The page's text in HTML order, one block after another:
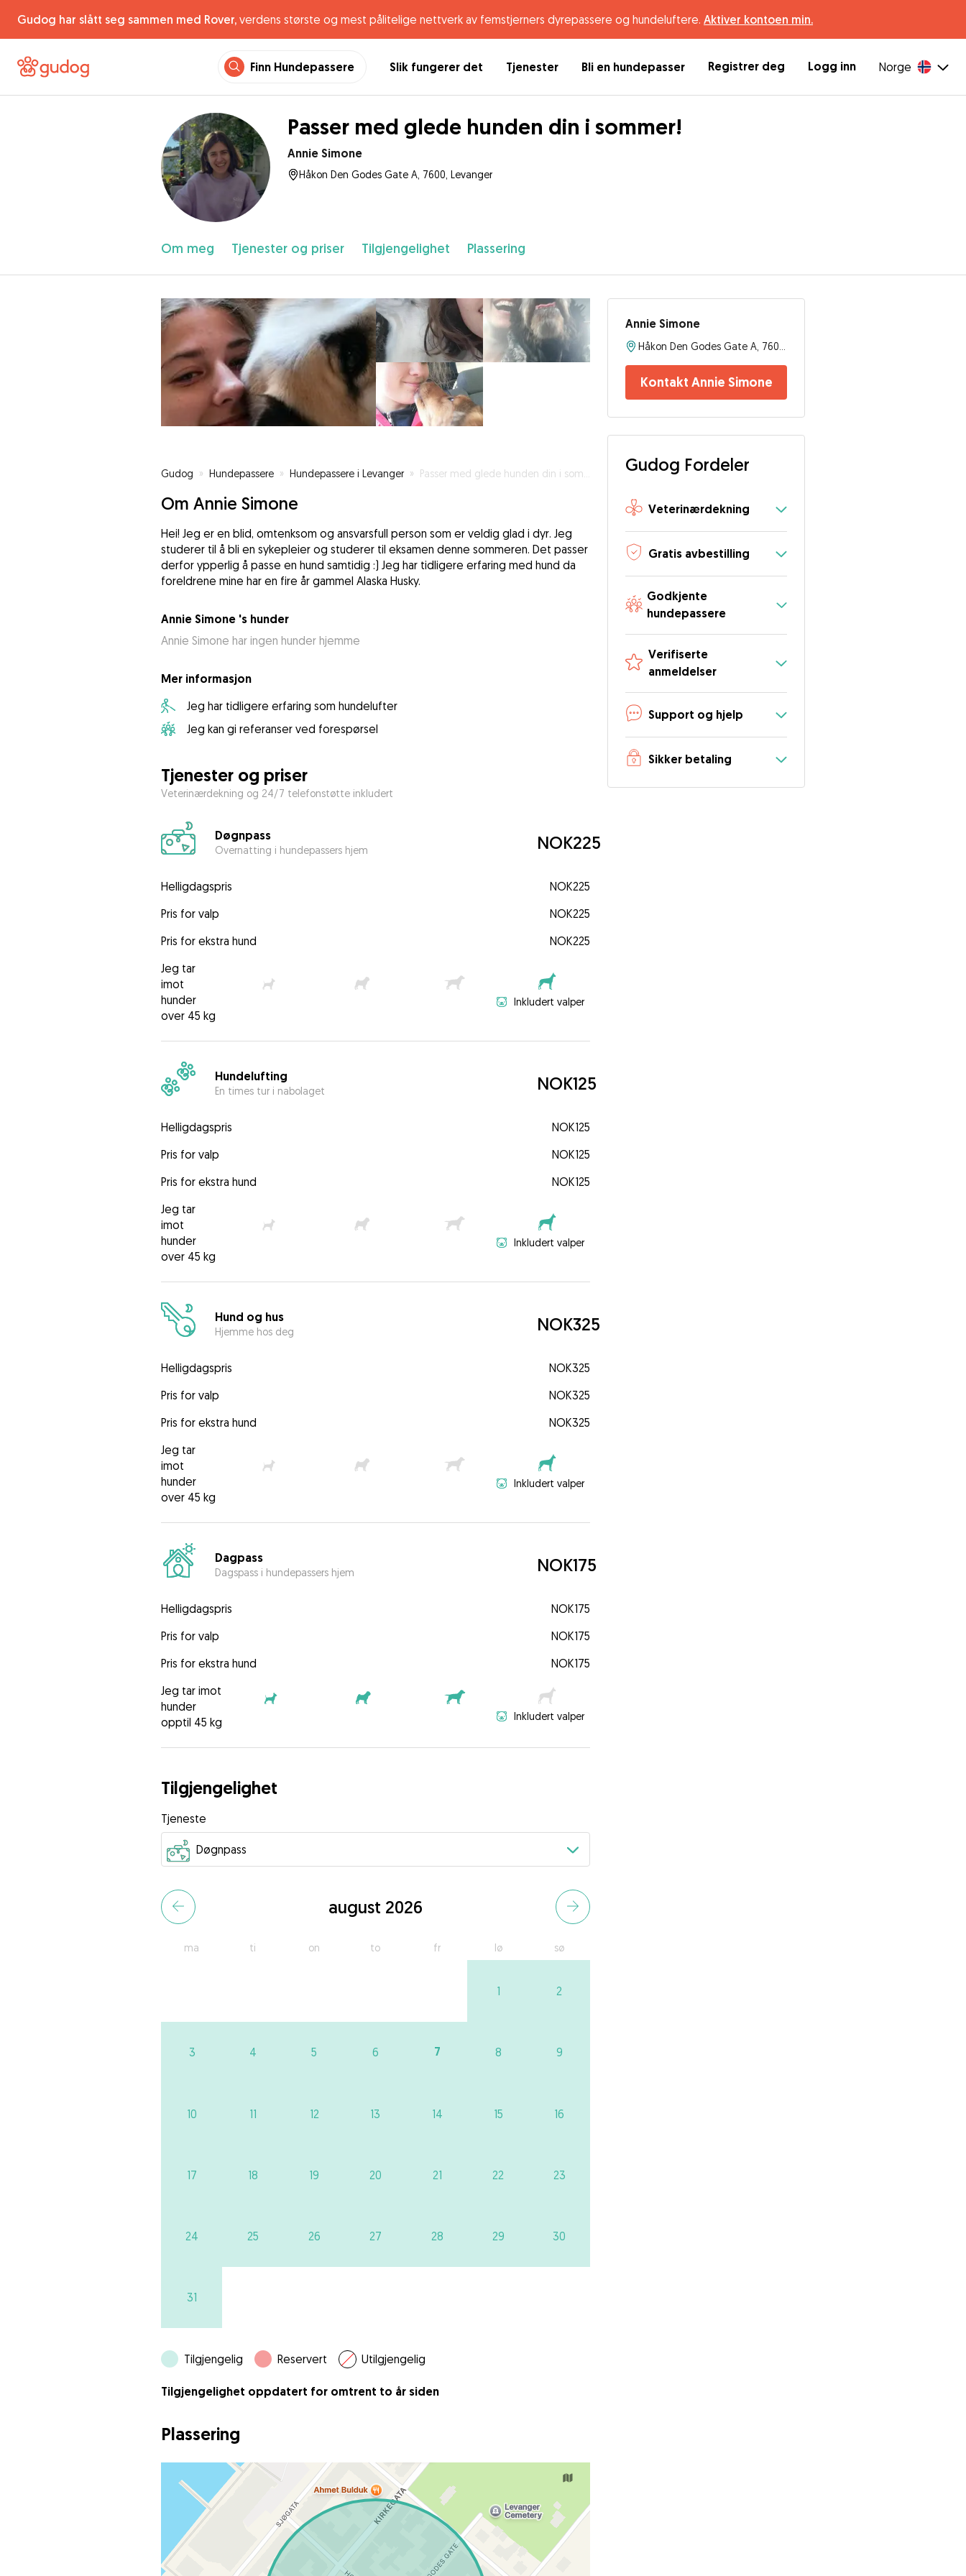
Gudog har slått seg sammen med Rover, verdens største og mest pålitelige nettverk av femstjerners dyrepassere og hundeluftere. Aktiver kontoen min.
Finn Hundepassere Slik fungerer det Tjenester Bli en hundepasser Registrer deg Logg inn Norge
Passer med glede hunden din i sommer!
Annie Simone
Håkon Den Godes Gate A, 7600, Levanger
Om meg Tjenester og priser Tilgjengelighet Plassering
Gudog » Hundepassere » Hundepassere i Levanger » Passer med glede hunden din i sommer!
Om Annie Simone
Hei! Jeg er en blid, omtenksom og ansvarsfull person som er veldig glad i dyr. Jeg
studerer til å bli en sykepleier og studerer til eksamen denne sommeren. Det passer
derfor ypperlig å passe en hund samtidig :) Jeg har tidligere erfaring med hund da
foreldrene mine har en fire år gammel Alaska Husky.
Annie Simone 's hunder
Annie Simone har ingen hunder hjemme
Mer informasjon
Jeg har tidligere erfaring som hundelufter
Jeg kan gi referanser ved forespørsel
Tjenester og priser
Veterinærdekning og 24/7 telefonstøtte inkludert
Døgnpass
Overnatting i hundepassers hjem NOK225
Helligdagspris
NOK225
Pris for valp
NOK225
Pris for ekstra hund
NOK225
Jeg tar
imot
hunder
over 45 kg
Inkludert valper
Hundelufting
En times tur i nabolaget NOK125
Helligdagspris
NOK125
Pris for valp
NOK125
Pris for ekstra hund
NOK125
Jeg tar
imot
hunder
over 45 kg
Inkludert valper
Hund og hus
Hjemme hos deg NOK325
Helligdagspris
NOK325
Pris for valp
NOK325
Pris for ekstra hund
NOK325
Jeg tar
imot
hunder
over 45 kg
Inkludert valper
Dagpass
Dagspass i hundepassers hjem NOK175
Helligdagspris
NOK175
Pris for valp
NOK175
Pris for ekstra hund
NOK175
Jeg tar imot
hunder
opptil 45 kg
Inkludert valper
Tilgjengelighet
Tjeneste
august 2026
ma ti on to fr lø sø
1 2
3 4 5 6 7 8 9
10 11 12 13 14 15 16
17 18 19 20 21 22 23
24 25 26 27 28 29 30
31
Tilgjengelig Reservert Utilgjengelig
Tilgjengelighet oppdatert for omtrent to år siden
Plassering
Annie Simone
Kontakt Annie Simone
Gudog Fordeler
Veterinærdekning
Gratis avbestilling
Godkjente
hundepassere
Verifiserte
anmeldelser
Support og hjelp
Sikker betaling